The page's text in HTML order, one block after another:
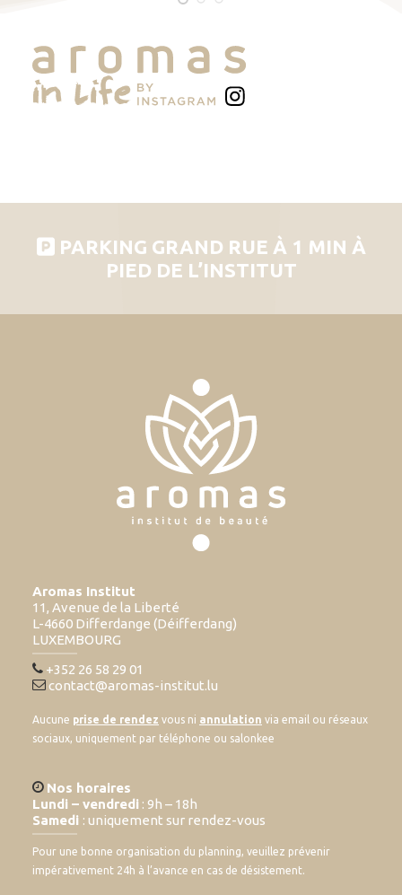
PARKING GRAND RUE À 1 MIN À
PIED DE L’INSTITUT
Aromas Institut
11, Avenue de la Liberté
L-4660 Differdange (Déifferdang)
LUXEMBOURG
+352 26 58 29 01
contact@aromas-institut.lu
Aucune prise de rendez vous ni annulation via email ou réseaux
sociaux, uniquement par téléphone ou salonkee
Nos horaires
Lundi – vendredi : 9h – 18h
Samedi : uniquement sur rendez-vous
Pour une bonne organisation du planning, veuillez prévenir
impérativement 24h à l’avance en cas de désistement.